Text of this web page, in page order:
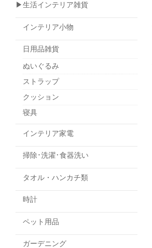
▶生活インテリア雑貨
インテリア小物
日用品雑貨
ぬいぐるみ
ストラップ
クッション
寝具
インテリア家電
掃除･洗濯･食器洗い
タオル・ハンカチ類
時計
ペット用品
ガーデニング